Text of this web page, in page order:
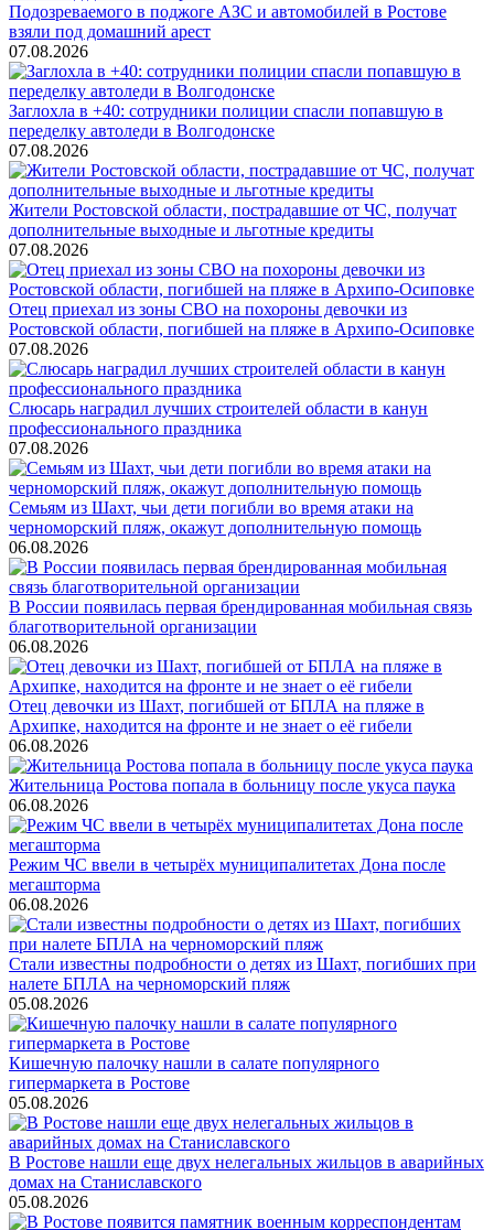
Подозреваемого в поджоге АЗС и автомобилей в Ростове
взяли под домашний арест
07.08.2026
Заглохла в +40: сотрудники полиции спасли попавшую в
переделку автоледи в Волгодонске
07.08.2026
Жители Ростовской области, пострадавшие от ЧС, получат
дополнительные выходные и льготные кредиты
07.08.2026
Отец приехал из зоны СВО на похороны девочки из
Ростовской области, погибшей на пляже в Архипо-Осиповке
07.08.2026
Слюсарь наградил лучших строителей области в канун
профессионального праздника
07.08.2026
Семьям из Шахт, чьи дети погибли во время атаки на
черноморский пляж, окажут дополнительную помощь
06.08.2026
В России появилась первая брендированная мобильная связь
благотворительной организации
06.08.2026
Отец девочки из Шахт, погибшей от БПЛА на пляже в
Архипке, находится на фронте и не знает о её гибели
06.08.2026
Жительница Ростова попала в больницу после укуса паука
06.08.2026
Режим ЧС ввели в четырёх муниципалитетах Дона после
мегашторма
06.08.2026
Стали известны подробности о детях из Шахт, погибших при
налете БПЛА на черноморский пляж
05.08.2026
Кишечную палочку нашли в салате популярного
гипермаркета в Ростове
05.08.2026
В Ростове нашли еще двух нелегальных жильцов в аварийных
домах на Станиславского
05.08.2026